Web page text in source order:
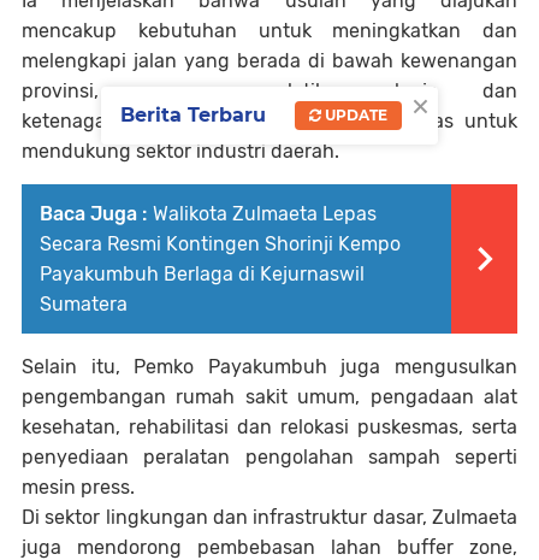
mencakup kebutuhan untuk meningkatkan dan
melengkapi jalan yang berada di bawah kewenangan
provinsi, program pelatihan kerja dan
ketenagakerjaan, termasuk pelatihan juru las untuk
mendukung sektor industri daerah.
Baca Juga : Walikota Zulmaeta Lepas
Secara Resmi Kontingen Shorinji Kempo
Payakumbuh Berlaga di Kejurnaswil
Sumatera
Selain itu, Pemko Payakumbuh juga mengusulkan
pengembangan rumah sakit umum, pengadaan alat
kesehatan, rehabilitasi dan relokasi puskesmas, serta
penyediaan peralatan pengolahan sampah seperti
mesin press.
Di sektor lingkungan dan infrastruktur dasar, Zulmaeta
juga mendorong pembebasan lahan buffer zone,
×
Berita Terbaru UPDATE